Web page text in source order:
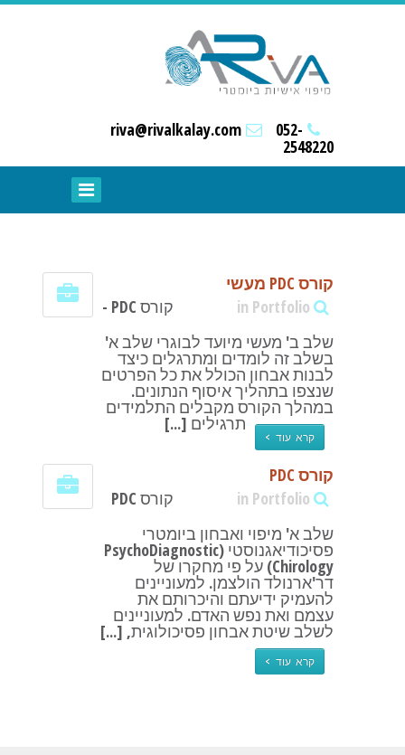
riva@rivalkalay.com 052-
2548220
קורס PDC מעשי
קורס PDC -
שלב ב' מעשי מיועד לבוגרי שלב א'
בשלב זה לומדים ומתרגלים כיצד
לבנות אבחון הכולל את כל הפרטים
שנצפו בתהליך איסוף הנתונים.
במהלך הקורס מקבלים התלמידים
תרגילים [...]
קרא עוד >
קורס PDC
קורס PDC
שלב א' מיפוי ואבחון ביומטרי
פסיכודיאגנוסטי (PsychoDiagnostic
Chirology) על פי מחקרו של
דר'ארנולד הולצמן. למעוניינים
להעמיק ידיעתם והיכרותם את
עצמם ואת נפש האדם. למעוניינים
לשלב שיטת אבחון פסיכולוגית, [...]
קרא עוד >